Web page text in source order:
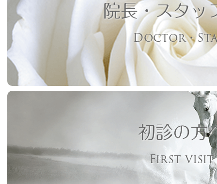
院長・スタッ
Doctor・
初診の方
First visit